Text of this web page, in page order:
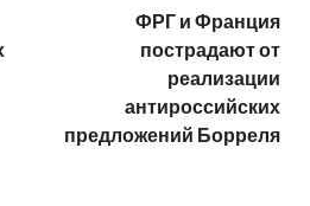
ФРГ и Франция
пострадают от
реализации
антироссийских
предложений Борреля